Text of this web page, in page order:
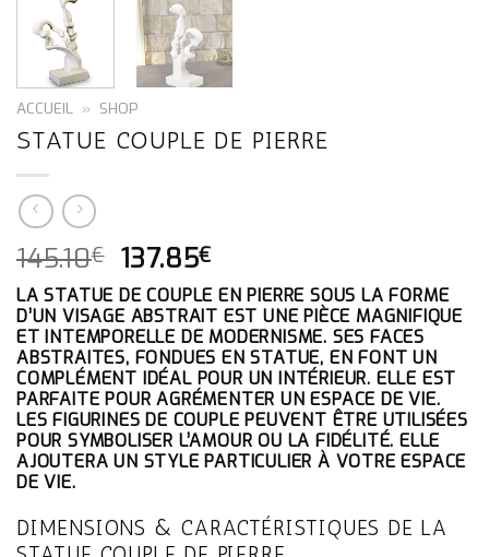
ACCUEIL » SHOP
STATUE COUPLE DE PIERRE
145.10€ LE
PRIX
INITIAL
ÉTAIT :
145.10€.
137.85€
PRIX
ACTUEL
EST :
137.85€.
LA STATUE DE COUPLE EN PIERRE SOUS LA FORME
D’UN VISAGE ABSTRAIT EST UNE PIÈCE MAGNIFIQUE
ET INTEMPORELLE DE MODERNISME. SES FACES
ABSTRAITES, FONDUES EN STATUE, EN FONT UN
COMPLÉMENT IDÉAL POUR UN INTÉRIEUR. ELLE EST
PARFAITE POUR AGRÉMENTER UN ESPACE DE VIE.
LES FIGURINES DE COUPLE PEUVENT ÊTRE UTILISÉES
POUR SYMBOLISER L’AMOUR OU LA FIDÉLITÉ. ELLE
AJOUTERA UN STYLE PARTICULIER À VOTRE ESPACE
DE VIE.
DIMENSIONS & CARACTÉRISTIQUES DE LA